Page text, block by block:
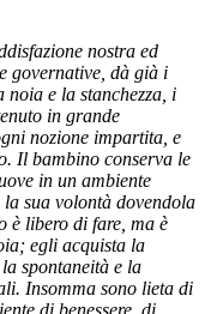
nostra ed
governative, dà già i
e la stanchezza, i
in grande
nozione impartita, e
Il bambino conserva le
in un ambiente
la sua volontà dovendola
è libero di fare, ma è
egli acquista la
spontaneità e la
Insomma sono lieta di
di benessere, di